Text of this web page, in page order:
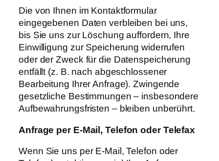
Die von Ihnen im Kontaktformular
eingegebenen Daten verbleiben bei uns,
bis Sie uns zur Löschung auffordern, Ihre
Einwilligung zur Speicherung widerrufen
oder der Zweck für die Datenspeicherung
entfällt (z. B. nach abgeschlossener
Bearbeitung Ihrer Anfrage). Zwingende
gesetzliche Bestimmungen – insbesondere
Aufbewahrungsfristen – bleiben unberührt.
Anfrage per E-Mail,TelefonoderTelefax
Wenn Sie uns per E-Mail, Telefon oder